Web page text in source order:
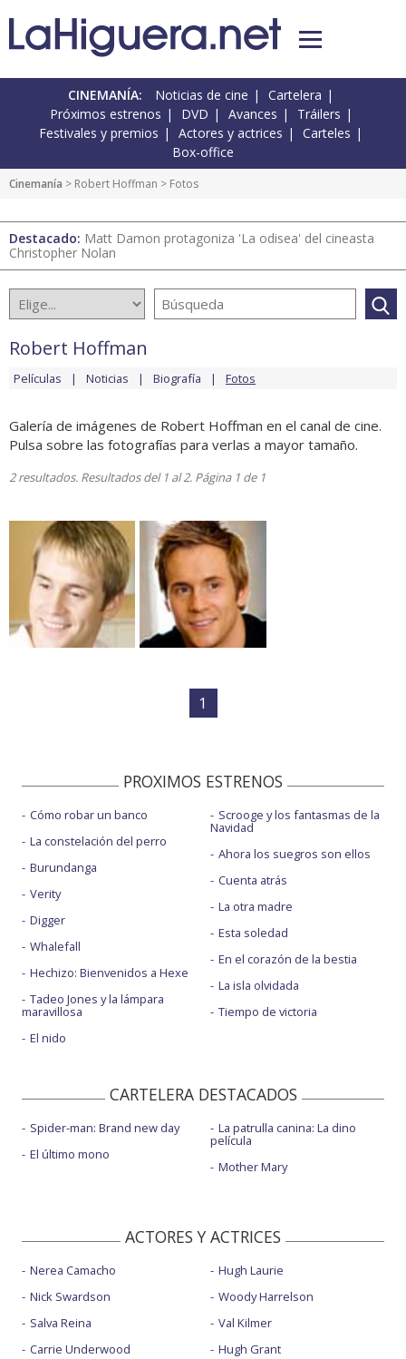
CINEMANÍA: Noticias de cine
Cartelera
Próximos estrenos
DVD Avances
Tráilers
Festivales y premios
Actores y actrices
Carteles
Box-office
Cinemanía > Robert Hoffman > Fotos
Destacado: Matt Damon protagoniza 'La odisea' del cineasta
Christopher Nolan
Robert Hoffman
Películas Noticias Biografía Fotos
Galería de imágenes de Robert Hoffman en el canal de cine.
Pulsa sobre las fotografías para verlas a mayor tamaño.
2 resultados. Resultados del 1 al 2. Página 1 de 1
1
PROXIMOS ESTRENOS
Cómo robar un banco
La constelación del perro
Burundanga
Verity
Digger
Whalefall
Hechizo: Bienvenidos a Hexe
Tadeo Jones y la lámpara
maravillosa
El nido
Scrooge y los fantasmas de la
Navidad
Ahora los suegros son ellos
Cuenta atrás
La otra madre
Esta soledad
En el corazón de la bestia
La isla olvidada
Tiempo de victoria
CARTELERA DESTACADOS
Spider-man: Brand new day
El último mono
La patrulla canina: La dino
película
Mother Mary
ACTORES Y ACTRICES
Nerea Camacho
Nick Swardson
Salva Reina
Carrie Underwood
Hugh Laurie
Woody Harrelson
Val Kilmer
Hugh Grant